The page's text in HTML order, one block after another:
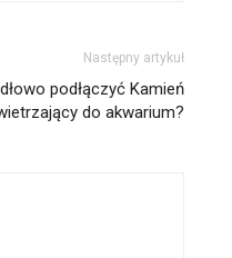
Następny artykuł
podłączyć Kamień
do akwarium?